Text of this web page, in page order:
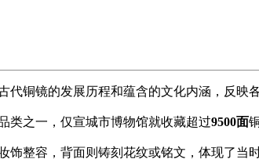
代铜镜的发展历程和蕴含的文化内涵，反映
类之一，仅宣城市博物馆就收藏超过9500面
整容，背面则铸刻花纹或铭文，体现了当